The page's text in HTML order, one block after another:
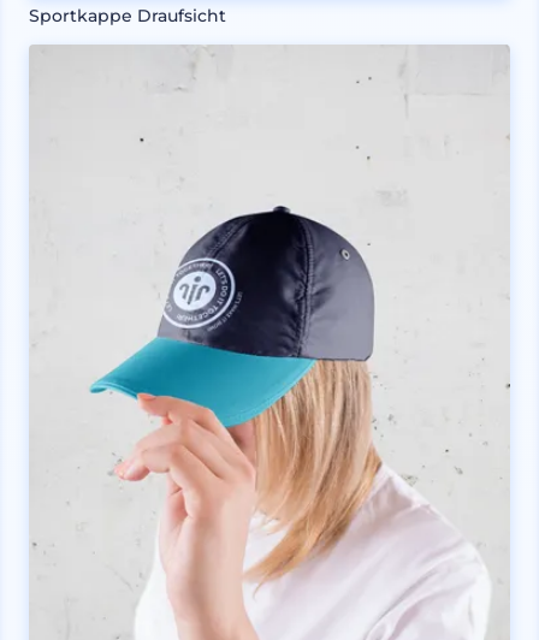
Sportkappe Draufsicht